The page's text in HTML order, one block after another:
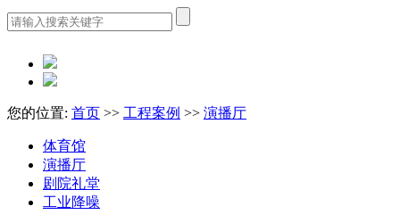
您的位置: 首页 >> 工程案例 >> 演播厅
体育馆
演播厅
剧院礼堂
工业降噪